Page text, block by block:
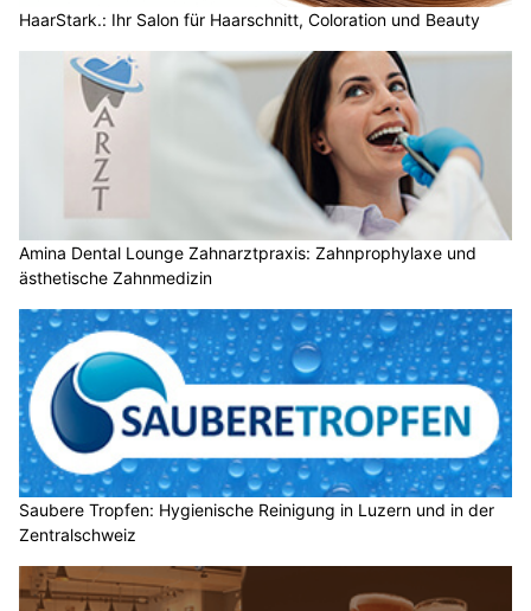
HaarStark.: Ihr Salon für Haarschnitt, Coloration und Beauty
Amina Dental Lounge Zahnarztpraxis: Zahnprophylaxe und
ästhetische Zahnmedizin
Saubere Tropfen: Hygienische Reinigung in Luzern und in der
Zentralschweiz